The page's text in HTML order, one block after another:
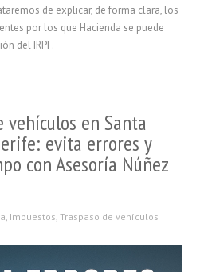
de explicar, de forma clara, los
por los que Hacienda se puede
del IRPF.
vehículos en Santa
evita errores y
con Asesoría Núñez
, Impuestos,Traspaso de vehículos